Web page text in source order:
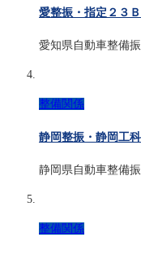
愛整振・指定２３
愛知県自動車整備
整備関係
静岡整振・静岡工
静岡県自動車整備
整備関係